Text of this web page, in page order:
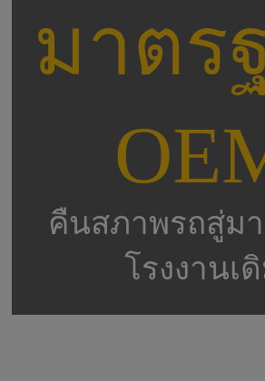
มาตร
คืนสภาพรถสู่ม
โรงงานเ